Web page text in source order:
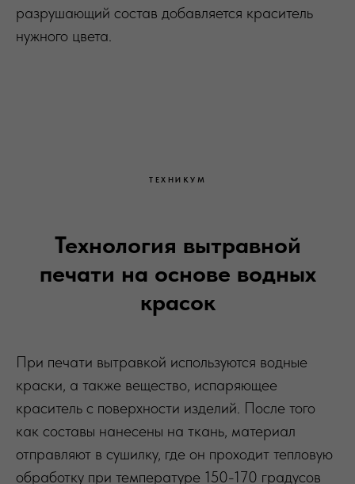
разрушающий состав добавляется краситель
нужного цвета.
ТЕХНИКУМ
Технология вытравной
печати на основе водных
красок
При печати вытравкой используются водные
краски, а также вещество, испаряющее
краситель с поверхности изделий. После того
как составы нанесены на ткань, материал
отправляют в сушилку, где он проходит тепловую
обработку при температуре 150-170 градусов